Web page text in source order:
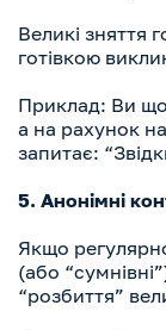
Великі зняття
готівкою
Приклад: Ви
а на рахунок
запитає:
5. Анонімні
Якщо
(або
“розбиття”